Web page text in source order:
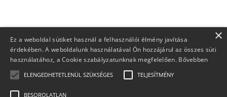
×
Ez a weboldal sütiket használ a felhasználói élmény javítása
érdekében. A weboldalunk használatával Ön hozzájárul az összes süti
használatához, a Cookie szabályzatunknak megfelelően. Bővebben
ELENGEDHETETLENÜL SZÜKSÉGES TELJESÍTMÉNY
BESOROLATLAN